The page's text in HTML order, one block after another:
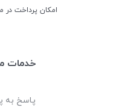
امکان پرداخت در
خدمات
پاسخ به